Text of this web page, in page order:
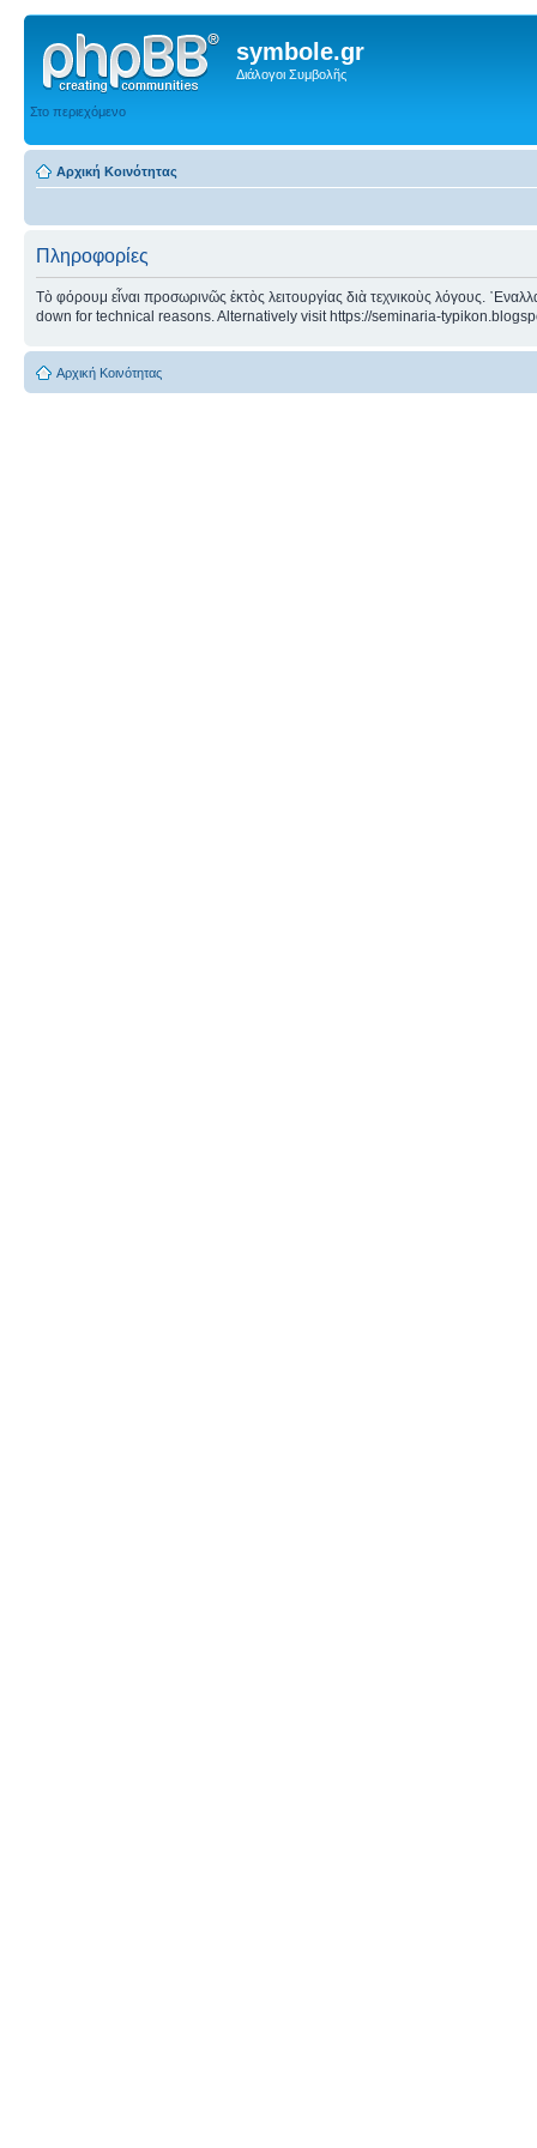
symbole.gr
Διάλογοι Συμβολῆς
Στο περιεχόμενο
Αρχική Κοινότητας
Πληροφορίες
Τὸ φόρουμ εἶναι προσωρινῶς ἐκτὸς λειτουργίας διὰ τεχνικοὺς λόγους.
down for technical reasons. Alternatively visit https://seminaria-
Αρχική Κοινότητας